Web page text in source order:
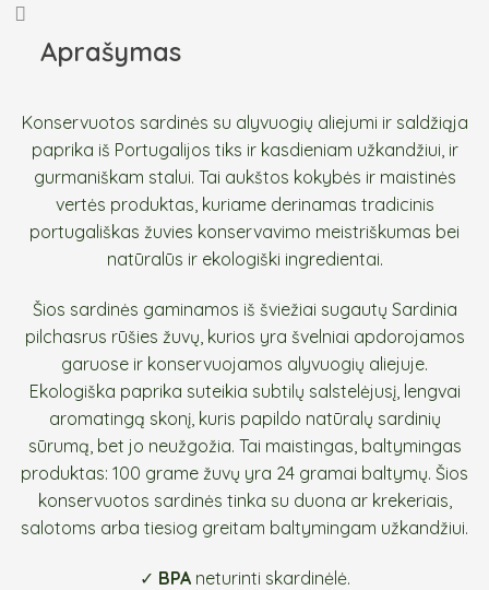
Aprašymas
Konservuotos sardinės su alyvuogių aliejumi ir saldžiąja
paprika iš Portugalijos tiks ir kasdieniam užkandžiui, ir
gurmaniškam stalui. Tai aukštos kokybės ir maistinės
vertės produktas, kuriame derinamas tradicinis
portugališkas žuvies konservavimo meistriškumas bei
natūralūs ir ekologiški ingredientai.
Šios sardinės gaminamos iš šviežiai sugautų Sardinia
pilchasrus rūšies žuvų, kurios yra švelniai apdorojamos
garuose ir konservuojamos alyvuogių aliejuje.
Ekologiška paprika suteikia subtilų salstelėjusį, lengvai
aromatingą skonį, kuris papildo natūralų sardinių
sūrumą, bet jo neužgožia. Tai maistingas, baltymingas
produktas: 100 grame žuvų yra 24 gramai baltymų. Šios
konservuotos sardinės tinka su duona ar krekeriais,
salotoms arba tiesiog greitam baltymingam užkandžiui.
✓ BPAneturinti skardinėlė.